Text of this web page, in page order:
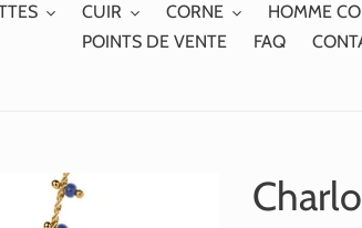
CUIR CORNE HOMME
POINTS DE VENTE
FAQ